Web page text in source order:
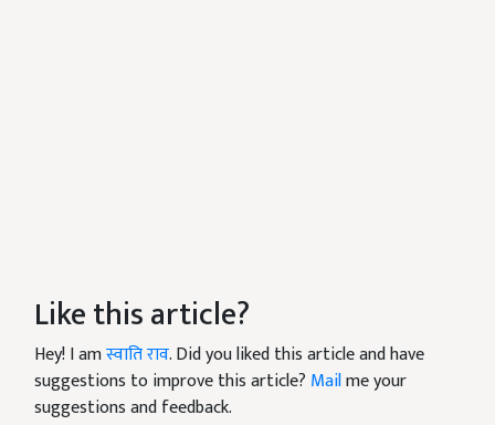
Like this article?
Hey! I amस्वाति राव. Did you liked this article and have
suggestions to improve this article? Mailme your
suggestions and feedback.